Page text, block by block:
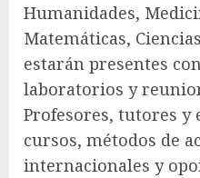
Humanidades,
Matemáticas,
estarán presentes
laboratorios y
Profesores, tutores
cursos, métodos de
internacionales y